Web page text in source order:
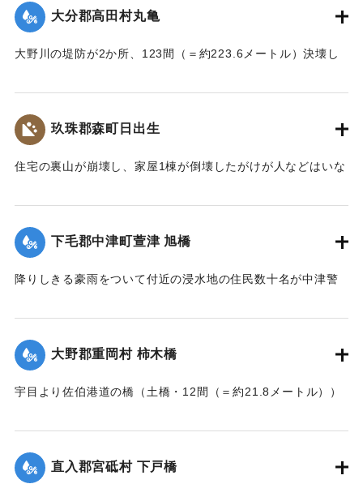
｜固有コード: 002680205
大分郡高田村丸亀
大野川の堤防が2か所、123間（＝約223.6メートル）決壊し
｜固有コード: 002680206
玖珠郡森町日出生
住宅の裏山が崩壊し、家屋1棟が倒壊したがけが人などはいな
｜固有コード: 002680198
下毛郡中津町萱津 旭橋
降りしきる豪雨をついて付近の浸水地の住民数十名が中津警
水は明治26年の水害に比べても割合が大きく、浸水家屋が
200戸に及んでいるのは要するに排水地である橋の上に不自然
な住宅を建築する許可を当局が出したためとして、その不当
と13日以来、住民の間で協議が進められてきたが、費用など
憤慨している。
大野郡重岡村 柿木橋
宇目より佐伯港道の橋（土橋・12間（＝約21.8メートル））
｜固有コード: 002680200
直入郡宮砥村 下戸橋